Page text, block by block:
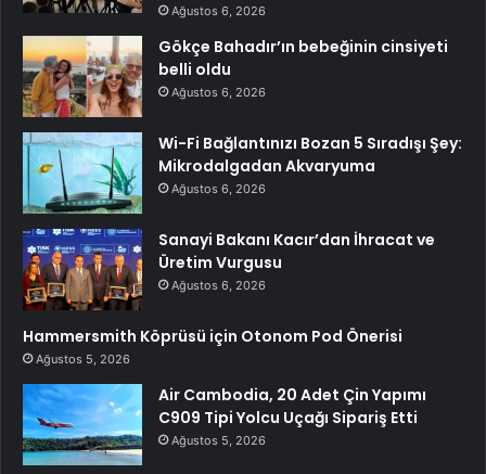
Ağustos 6, 2026
Gökçe Bahadır’ın bebeğinin cinsiyeti
belli oldu
Ağustos 6, 2026
Wi-Fi Bağlantınızı Bozan 5 Sıradışı Şey:
Mikrodalgadan Akvaryuma
Ağustos 6, 2026
Sanayi Bakanı Kacır’dan İhracat ve
Üretim Vurgusu
Ağustos 6, 2026
Hammersmith Köprüsü için Otonom Pod Önerisi
Ağustos 5, 2026
Air Cambodia, 20 Adet Çin Yapımı
C909 Tipi Yolcu Uçağı Sipariş Etti
Ağustos 5, 2026